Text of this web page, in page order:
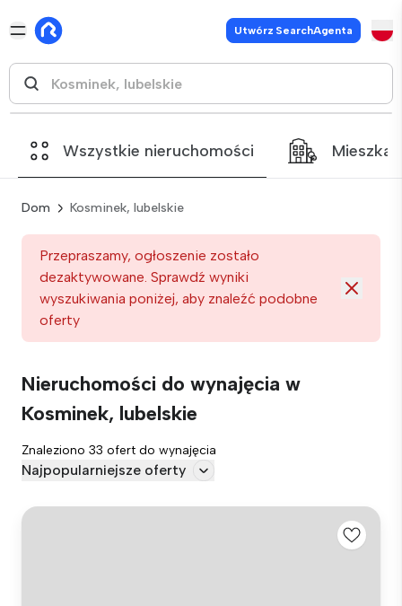
Utwórz SearchAgenta
Wszystkie nieruchomości
Dom Kosminek, lubelskie
Przepraszamy, ogłoszenie zostało
dezaktywowane. Sprawdź wyniki
wyszukiwania poniżej, aby znaleźć podobne
oferty
Nieruchomości do wynajęcia w
Kosminek, lubelskie
Znaleziono 33 ofert do wynajęcia
Najpopularniejsze oferty